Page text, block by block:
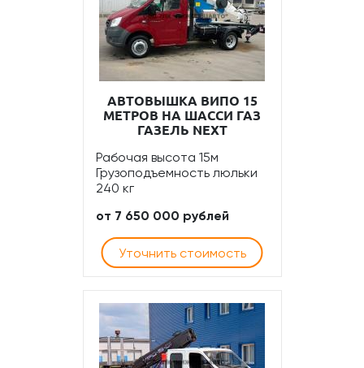
АВТОВЫШКА ВИПО 15
МЕТРОВ НА ШАССИ ГАЗ
ГАЗЕЛЬ NEXT
Рабочая высота 15м
Грузоподъемность люльки
240 кг
от 7 650 000 рублей
Уточнить стоимость